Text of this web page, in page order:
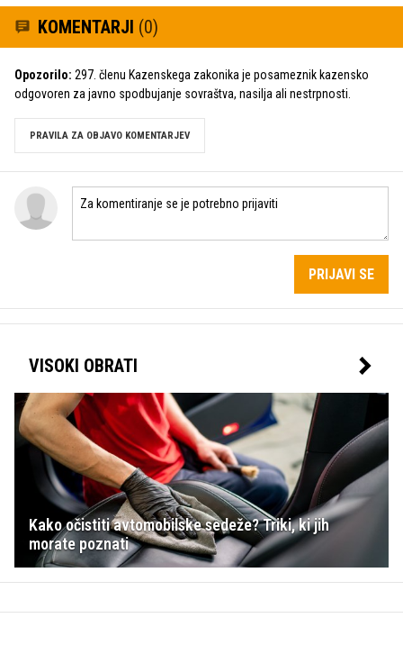
KOMENTARJI (0)
Opozorilo: 297. členu Kazenskega zakonika je posameznik kazensko
odgovoren za javno spodbujanje sovraštva, nasilja ali nestrpnosti.
PRAVILA ZA OBJAVO KOMENTARJEV
PRIJAVI SE
VISOKI OBRATI
Kako očistiti avtomobilske sedeže? Triki, ki jih
morate poznati